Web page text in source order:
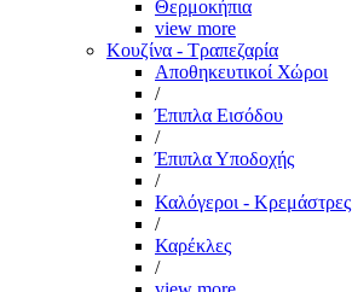
Θερμοκήπια
view more
Κουζίνα - Τραπεζαρία
Αποθηκευτικοί Χώροι
/
Έπιπλα Εισόδου
/
Έπιπλα Υποδοχής
/
Καλόγεροι - Κρεμάστρες
/
Καρέκλες
/